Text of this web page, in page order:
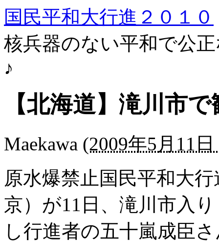
国民平和大行進２０１０
核兵器のない平和で公
♪
【北海道】滝川市
Maekawa (2009年5月11日
原水爆禁止国民平和大
京）が11日、滝川市入
し行進者の五十嵐成臣